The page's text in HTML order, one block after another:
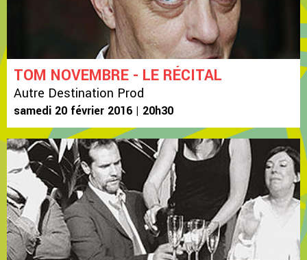
TOM NOVEMBRE - LE RÉCITAL
Autre Destination Prod
samedi 20 février 2016 | 20h30